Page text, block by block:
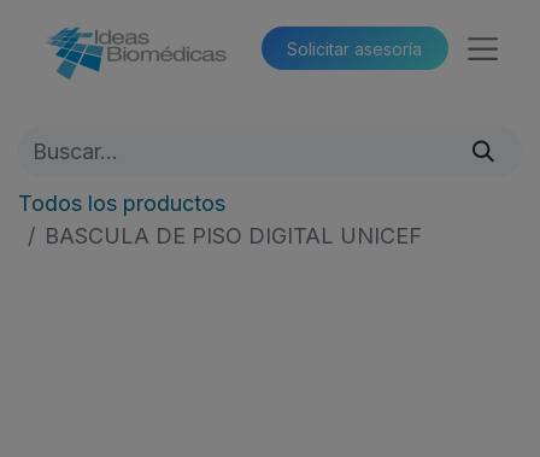
Solicitar asesoría​​
Todos los productos
BASCULA DE PISO DIGITAL UNICEF